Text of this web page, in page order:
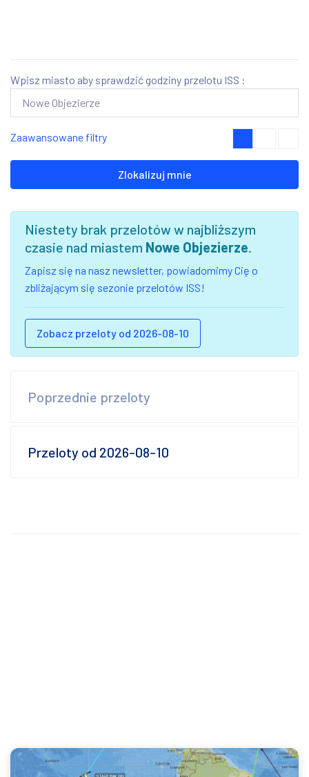
Wpisz miasto aby sprawdzić godziny przelotu ISS :
Zaawansowane filtry
Zlokalizuj mnie
Niestety brak przelotów w najbliższym
czasie nad miastem Nowe Objezierze.
Zapisz się na nasz newsletter, powiadomimy Cię o
zbliżającym się sezonie przelotów ISS!
Zobacz przeloty od 2026-08-10
Poprzednie przeloty
Przeloty od 2026-08-10